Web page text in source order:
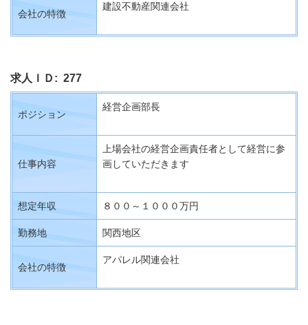
会社の特徴
建設不動産関連会社
求人ＩＤ: 277
ポジション
経営企画部長
仕事内容
上場会社の経営企画責任者として経営に参
画していただきます
想定年収 ８００～１０００万円
勤務地 関西地区
会社の特徴
アパレル関連会社